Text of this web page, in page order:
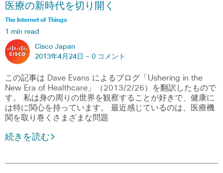
医療の新時代を切り開く
The Internet of Things
1 min read
Cisco Japan
2013年4月24日 - 0 コメント
この記事は Dave Evans によるブログ「Ushering in the
New Era of Healthcare」（2013/2/26）を翻訳したもので
す。 私は身の周りの世界を観察することが好きで、健康に
は特に関心を持っています。 最近感じているのは、医療機
関を取り巻くさまざまな問題
続きを読む